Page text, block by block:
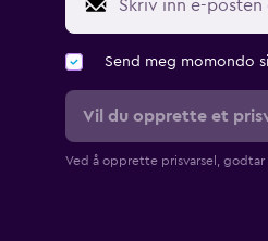
Send meg momondo
Vil du opprette et
Ved å opprette prisvarsel, godtar